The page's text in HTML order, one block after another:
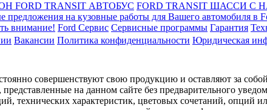
FORD TRANSIT АВТОБУС FORD TRANSIT ШАССИ С
предложения на кузовные работы для Вашего автомобиля в
внимание! Ford Сервис Сервисные программы Гарантия
Вакансии Политика конфиденциальности Юридическая
совершенствуют свою продукцию и оставляют за
на данном сайте без предварительного
технических характеристик, цветовых сочетаний, опций